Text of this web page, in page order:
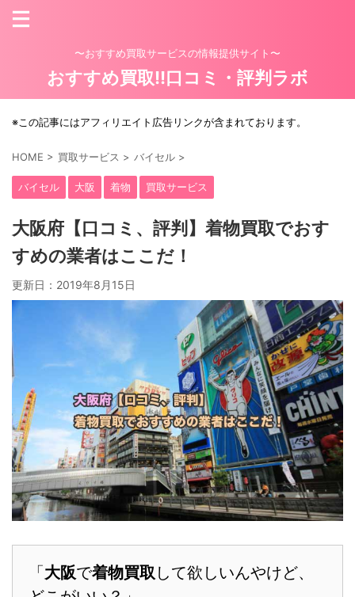
〜おすすめ買取サービスの情報提供サイト〜
おすすめ買取!!口コミ・評判ラボ
※この記事にはアフィリエイト広告リンクが含まれております。
HOME > 買取サービス > バイセル >
バイセル 大阪 着物 買取サービス
大阪府【口コミ、評判】着物買取でおす
すめの業者はここだ！
更新日： 2019年8月15日
「大阪で着物買取 して欲しいんやけど、